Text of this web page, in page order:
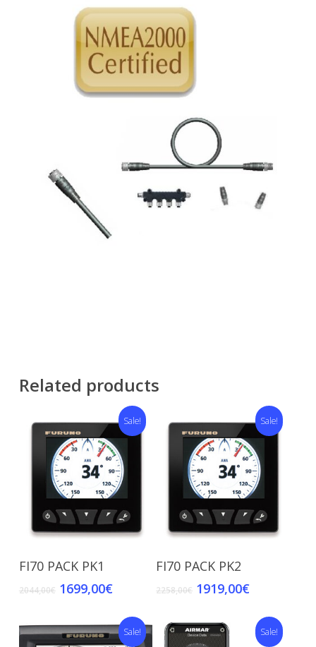
Related products
Sale!
Add To Cart
FI70 PACK PK1
2044,00€ 1699,00€
Sale!
Add To Cart
FI70 PACK PK2
2258,00€ 1919,00€
Sale! Sale!